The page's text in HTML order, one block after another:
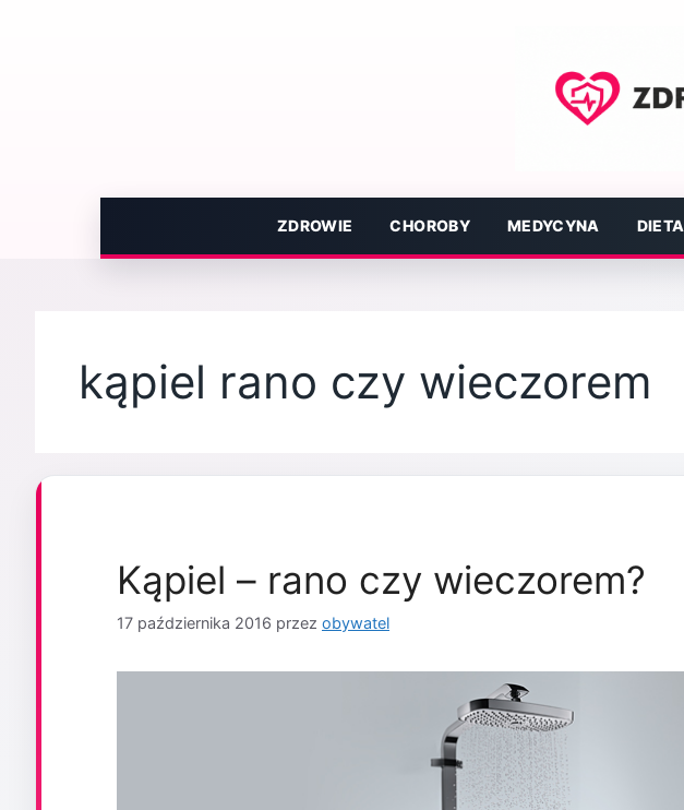
ZDROWIE CHOROBY MEDYCYNA DIETA
kąpiel rano czy wieczorem
Kąpiel – rano czy wieczorem?
17 października 2016 przez obywatel